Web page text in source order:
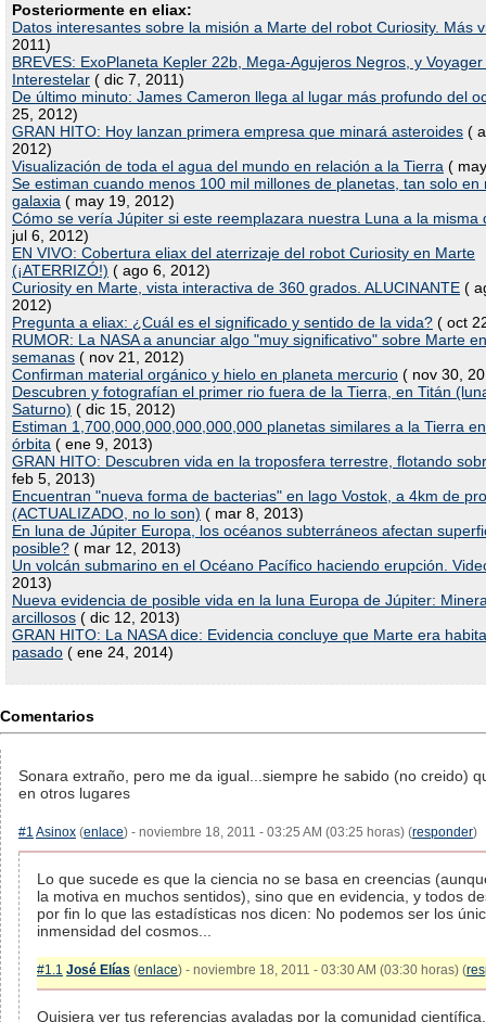
Posteriormente en eliax:
Datos interesantes sobre la misión a Marte del robot Curiosity. Más
2011)
BREVES: ExoPlaneta Kepler 22b, Mega-Agujeros Negros, y Voyager
Interestelar ( dic 7, 2011)
De último minuto: James Cameron llega al lugar más profundo del
25, 2012)
GRAN HITO: Hoy lanzan primera empresa que minará asteroides (
2012)
Visualización de toda el agua del mundo en relación a la Tierra (
Se estiman cuando menos 100 mil millones de planetas, tan solo en
galaxia ( may 19, 2012)
Cómo se vería Júpiter si este reemplazara nuestra Luna a la misma
jul 6, 2012)
EN VIVO: Cobertura eliax del aterrizaje del robot Curiosity en Marte
(¡ATERRIZÓ!) ( ago 6, 2012)
Curiosity en Marte, vista interactiva de 360 grados. ALUCINANTE (
2012)
Pregunta a eliax: ¿Cuál es el significado y sentido de la vida? ( oct
RUMOR: La NASA a anunciar algo "muy significativo" sobre Marte
semanas ( nov 21, 2012)
Confirman material orgánico y hielo en planeta mercurio ( nov 30,
Descubren y fotografían el primer rio fuera de la Tierra, en Titán
Saturno) ( dic 15, 2012)
Estiman 1,700,000,000,000,000,000 planetas similares a la Tierra
órbita ( ene 9, 2013)
GRAN HITO: Descubren vida en la troposfera terrestre, flotando
feb 5, 2013)
Encuentran "nueva forma de bacterias" en lago Vostok, a 4km de
(ACTUALIZADO, no lo son) ( mar 8, 2013)
En luna de Júpiter Europa, los océanos subterráneos afectan
posible? ( mar 12, 2013)
Un volcán submarino en el Océano Pacífico haciendo erupción.
2013)
Nueva evidencia de posible vida en la luna Europa de Júpiter:
arcillosos ( dic 12, 2013)
GRAN HITO: La NASA dice: Evidencia concluye que Marte era
pasado ( ene 24, 2014)
Comentarios
Sonara extraño, pero me da igual...siempre he sabido (no creido)
en otros lugares
#1 Asinox (enlace) - noviembre 18, 2011 - 03:25 AM (03:25 horas) (responder)
Lo que sucede es que la ciencia no se basa en creencias
la motiva en muchos sentidos), sino que en evidencia, y todos
por fin lo que las estadísticas nos dicen: No podemos ser los
inmensidad del cosmos...
#1.1 José Elías (enlace) - noviembre 18, 2011 - 03:30 AM (03:30 horas) (
Quisiera ver tus referencias avaladas por la comunidad